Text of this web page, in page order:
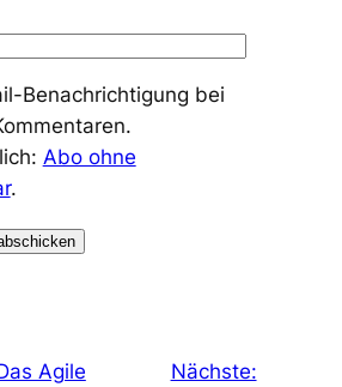
Benachrichtigung bei
Abo ohne
.
Agile
Nächste: